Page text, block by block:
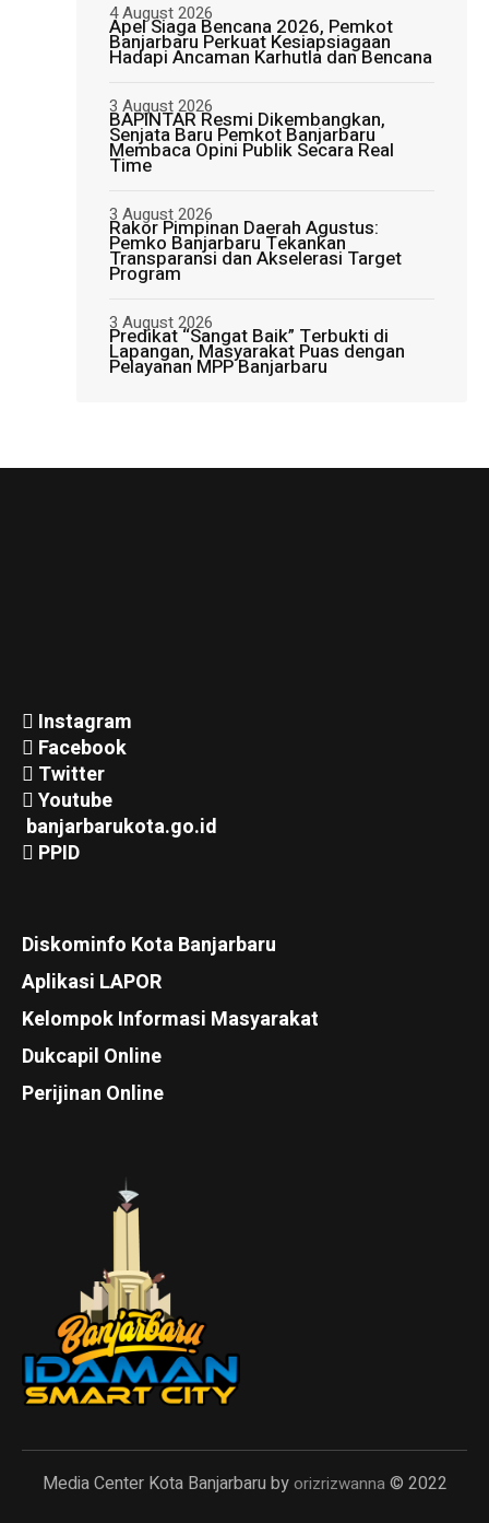
Apel Siaga Bencana 2026, Pemkot
Banjarbaru Perkuat Kesiapsiagaan
Hadapi Ancaman Karhutla dan Bencana
4 August 2026
BAPINTAR Resmi Dikembangkan,
Senjata Baru Pemkot Banjarbaru
Membaca Opini Publik Secara Real
Time
3 August 2026
Rakor Pimpinan Daerah Agustus:
Pemko Banjarbaru Tekankan
Transparansi dan Akselerasi Target
Program
3 August 2026
Predikat “Sangat Baik” Terbukti di
Lapangan, Masyarakat Puas dengan
Pelayanan MPP Banjarbaru
3 August 2026
Instagram
Facebook
Twitter
Youtube
banjarbarukota.go.id
PPID
Diskominfo Kota Banjarbaru
Aplikasi LAPOR
Kelompok Informasi Masyarakat
Dukcapil Online
Perijinan Online
Media Center Kota Banjarbaru byorizrizwanna© 2022